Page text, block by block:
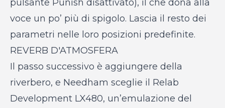
pulsante Punish disattivato), il che dona alla
voce un po’ più di spigolo. Lascia il resto dei
parametri nelle loro posizioni predefinite.
REVERB D'ATMOSFERA
Il passo successivo è aggiungere della
riverbero, e Needham sceglie il Relab
Development LX480, un’emulazione del